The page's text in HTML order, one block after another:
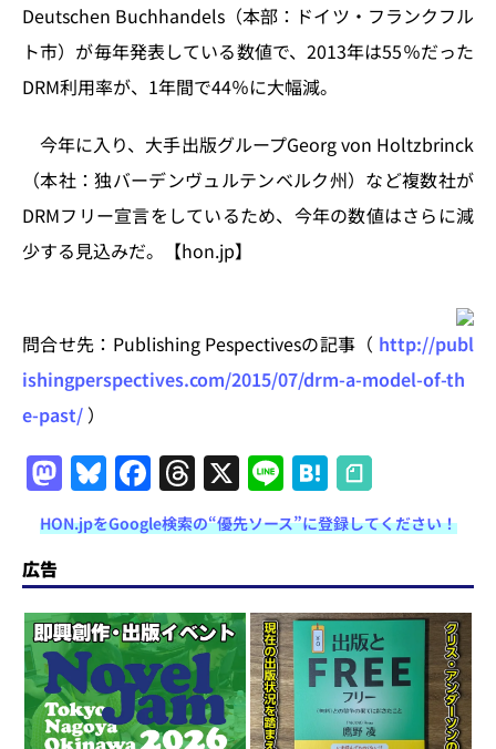
Deutschen Buchhandels（本部：ドイツ・フランクフル
ト市）が毎年発表している数値で、2013年は55％だった
DRM利用率が、1年間で44％に大幅減。
今年に入り、大手出版グループGeorg von Holtzbrinck
（本社：独バーデンヴュルテンベルク州）など複数社が
DRMフリー宣言をしているため、今年の数値はさらに減
少する見込みだ。【hon.jp】
問合せ先：Publishing Pespectivesの記事（ http://publ
ishingperspectives.com/2015/07/drm-a-model-of-th
e-past/ ）
M
a
st
o
d
o
n
Bl
u
e
s
k
y
F
a
c
e
b
o
o
k
T
h
re
a
d
s
X Li
n
e
H
at
e
n
a
HON.jpをGoogle検索の“優先ソース”に登録してください！
広告